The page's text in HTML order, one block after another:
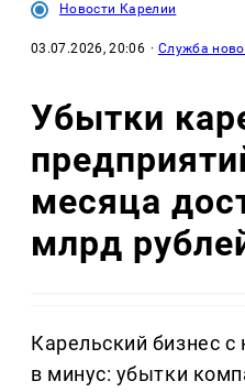
Новости Карелии
03.07.2026, 20:06 · Служба
Убытки
месяца
млрд
Карельский бизнес с
в минус: убытки